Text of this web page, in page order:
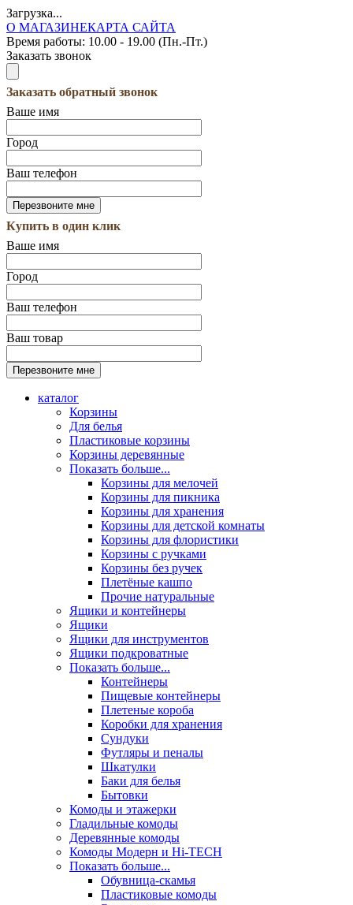
Загрузка...
О МАГАЗИНЕКАРТА САЙТА
Время работы: 10.00 - 19.00 (Пн.-Пт.)
Заказать звонок
Заказать обратный звонок
Ваше имя
Город
Ваш телефон
Купить в один клик
Ваше имя
Город
Ваш телефон
Ваш товар
каталог
Корзины
Для белья
Пластиковые корзины
Корзины деревянные
Показать больше...
Корзины для мелочей
Корзины для пикника
Корзины для хранения
Корзины для детской комнаты
Корзины для флористики
Корзины с ручками
Корзины без ручек
Плетёные кашпо
Прочие натуральные
Ящики и контейнеры
Ящики
Ящики для инструментов
Ящики подкроватные
Показать больше...
Контейнеры
Пищевые контейнеры
Плетеные короба
Коробки для хранения
Сундуки
Футляры и пеналы
Шкатулки
Баки для белья
Бытовки
Комоды и этажерки
Гладильные комоды
Деревянные комоды
Комоды Модерн и Hi-TECH
Показать больше...
Обувница-скамья
Пластиковые комоды